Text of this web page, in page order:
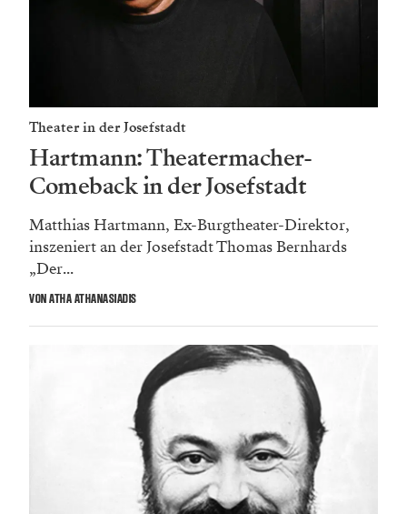
Theater in der Josefstadt
Hartmann: Theatermacher-
Comeback in der Josefstadt
Matthias Hartmann, Ex-Burgtheater-Direktor,
inszeniert an der Josefstadt Thomas Bernhards
„Der...
VON ATHA ATHANASIADIS